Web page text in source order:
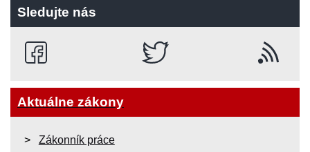
Sledujte nás
Aktuálne zákony
Zákonník práce